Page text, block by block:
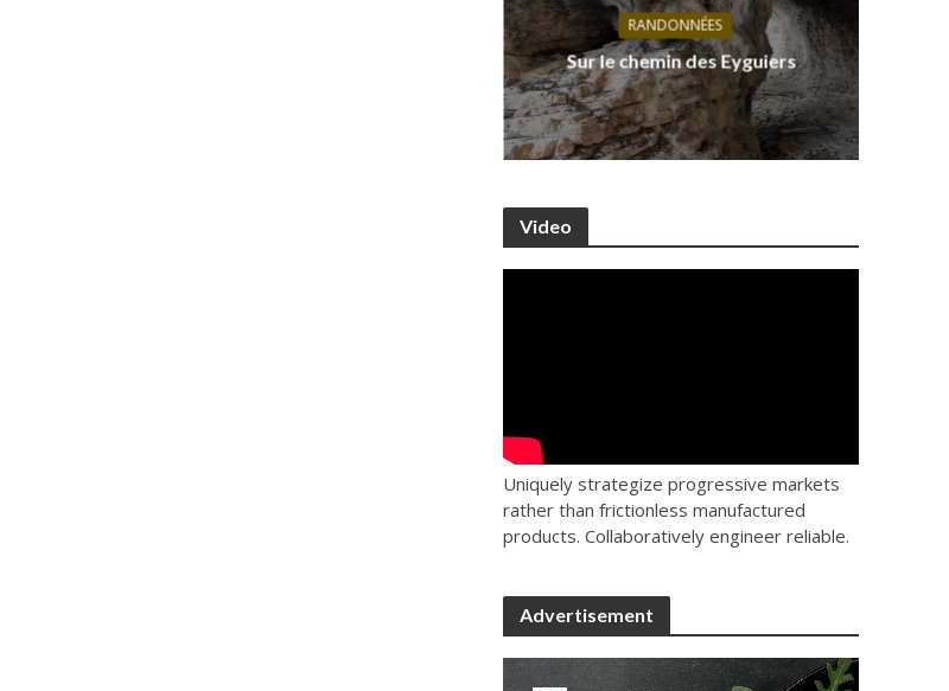
RANDONNÉES
Sur le chemin des Eyguiers
Video
Uniquely strategize progressive markets
rather than frictionless manufactured
products. Collaboratively engineer reliable.
Advertisement